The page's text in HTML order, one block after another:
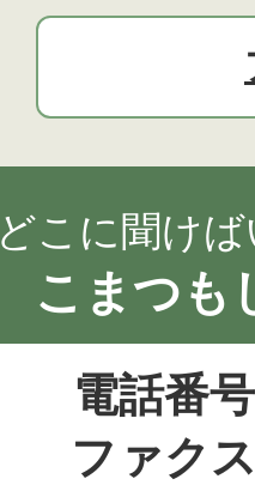
どこに聞け
こまつも
電話番号
ファク